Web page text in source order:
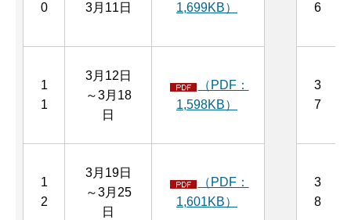
0
3月11日
1,699KB）
6
1
1
3月12日
～3月18
日
（PDF：
1,598KB）
3
7
1
2
3月19日
～3月25
日
（PDF：
1,601KB）
3
8